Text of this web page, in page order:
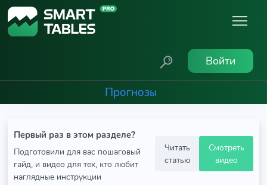
Войти
Прогнозы
Первый раз в этом разделе?
Подготовили для вас пошаговый
гайд, и видео для тех, кто любит
наглядные инструкции
Читать
статью
Смотреть
видео